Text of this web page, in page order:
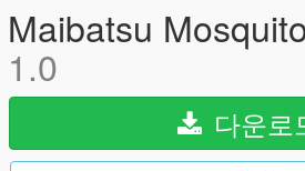
Maibatsu
1.0
다운로